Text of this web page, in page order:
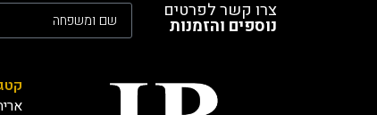
צרו קשר לפרטים
נוספים והזמנות